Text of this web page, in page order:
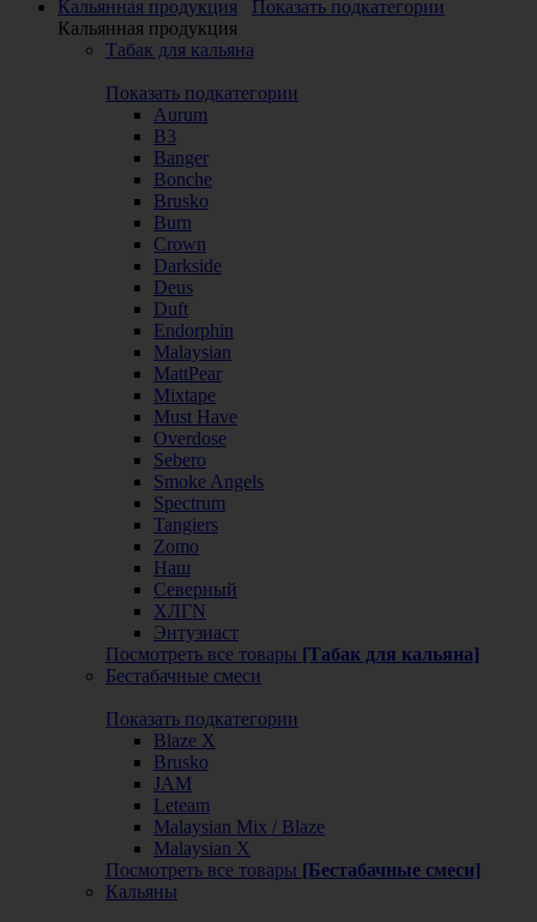
Кальянная продукция
Показать подкатегории
Кальянная продукция
Табак для кальяна
Показать подкатегории
Aurum
B3
Banger
Bonche
Brusko
Burn
Crown
Darkside
Deus
Duft
Endorphin
Malaysian
MattPear
Mixtape
Must Have
Overdose
Sebero
Smoke Angels
Spectrum
Tangiers
Zomo
Наш
Северный
ХЛГN
Энтузиаст
Посмотреть все товары [Табак для кальяна]
Бестабачные смеси
Показать подкатегории
Blaze X
Brusko
JAM
Leteam
Malaysian Mix / Blaze
Malaysian X
Посмотреть все товары [Бестабачные смеси]
Кальяны